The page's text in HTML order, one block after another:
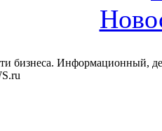
бизнеса. Информационный,